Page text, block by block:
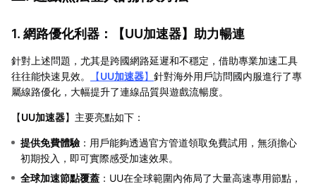
1. 網路優化利器：【UU加速器】助力暢連
針對上述問題，尤其是跨國網路延遲和不穩定，借助專業加速工具
往往能快速見效。
【UU加速器】 針對海外用戶訪問國内服進行了專
屬線路優化，大幅提升了連線品質與遊戲流暢度。
【UU加速器】主要亮點如下：
提供免費體驗 ：用戶能夠透過官方管道領取免費試用，無須擔心
初期投入，即可實際感受加速效果。
全球加速節點覆蓋 ：UU在全球範圍內佈局了大量高速專用節點，